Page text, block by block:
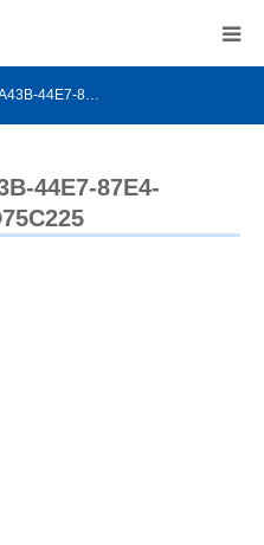
44E7-8…
44E7-87E4-